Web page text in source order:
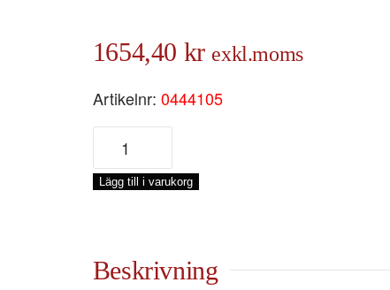
1654,40 kr exkl.moms
Artikelnr: 0444105
ENETORPET
BASFÄRG
BRUN
UMBRA
LIT
mängd
Lägg till i varukorg
Beskrivning